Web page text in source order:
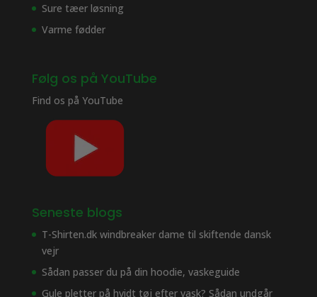
Sure tæer løsning
Varme fødder
Følg os på YouTube
Find os på YouTube
Seneste blogs
T-Shirten.dk windbreaker dame til skiftende dansk
vejr
Sådan passer du på din hoodie, vaskeguide
Gule pletter på hvidt tøj efter vask? Sådan undgår